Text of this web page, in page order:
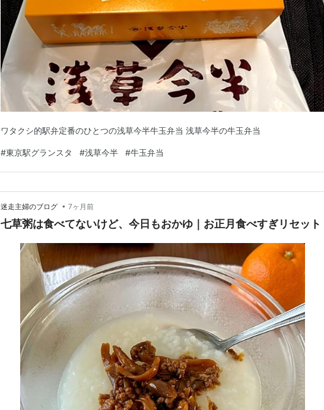
ワタクシ的駅弁定番のひとつの浅草今半牛玉弁当 浅草今半の牛玉弁当
#東京駅グランスタ #浅草今半 #牛玉弁当
迷走主婦のブログ • 7ヶ月前
七草粥は食べてないけど、今日もおかゆ｜お正月食べすぎリセット